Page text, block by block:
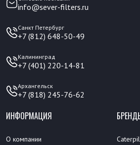
info@sever-filters.ru
Санкт Петербург
+7 (812) 648-50-49
Калининград
+7 (401) 220-14-81
Архангельск
+7 (818) 245-76-62
ИНФОРМАЦИЯ
О компании